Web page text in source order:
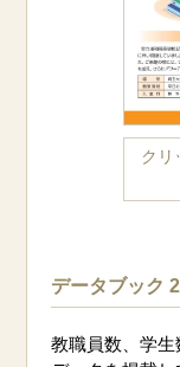
クリ
データブック
教職員数、学